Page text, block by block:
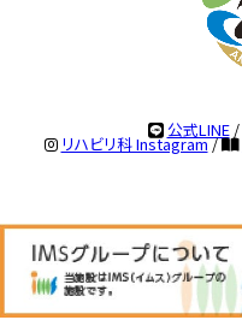
公式LINE/
リハビリ科 Instagram/